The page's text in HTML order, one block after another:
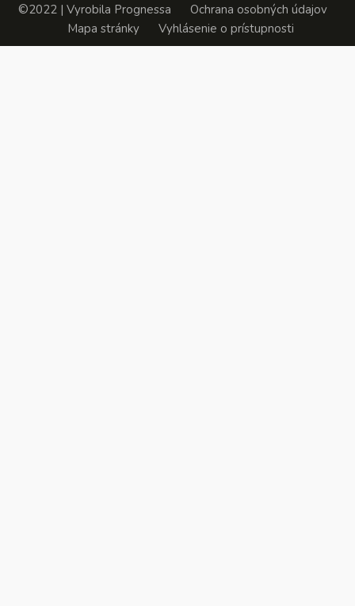
©2022 | Vyrobila Prognessa
Ochrana osobných údajov
Mapa stránky
Vyhlásenie o prístupnosti